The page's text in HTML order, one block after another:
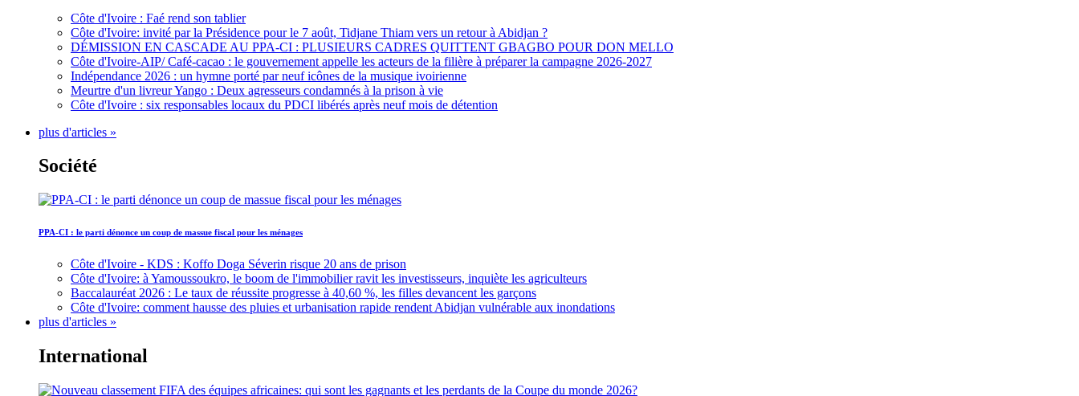
Côte d'Ivoire : Faé rend son tablier
Côte d'Ivoire: invité par la Présidence pour le 7 août, Tidjane Thiam vers un retour à Abidjan ?
DÉMISSION EN CASCADE AU PPA-CI : PLUSIEURS CADRES QUITTENT GBAGBO POUR DON MELLO
Côte d'Ivoire-AIP/ Café-cacao : le gouvernement appelle les acteurs de la filière à préparer la campagne 2026-2027
Indépendance 2026 : un hymne porté par neuf icônes de la musique ivoirienne
Meurtre d'un livreur Yango : Deux agresseurs condamnés à la prison à vie
Côte d'Ivoire : six responsables locaux du PDCI libérés après neuf mois de détention
plus d'articles »
Société
PPA-CI : le parti dénonce un coup de massue fiscal pour les ménages
Côte d'Ivoire - KDS : Koffo Doga Séverin risque 20 ans de prison
Côte d'Ivoire: à Yamoussoukro, le boom de l'immobilier ravit les investisseurs, inquiète les agriculteurs
Baccalauréat 2026 : Le taux de réussite progresse à 40,60 %, les filles devancent les garçons
Côte d'Ivoire: comment hausse des pluies et urbanisation rapide rendent Abidjan vulnérable aux inondations
plus d'articles »
International